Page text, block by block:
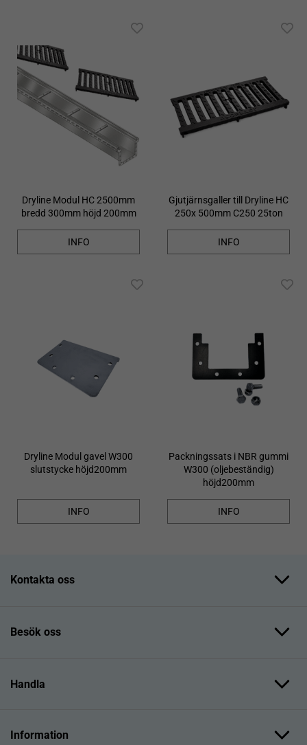
Dryline Modul HC 2500mm
bredd 300mm höjd 200mm
INFO
Gjutjärnsgaller till Dryline HC
250x 500mm C250 25ton
INFO
Dryline Modul gavel W300
slutstycke höjd200mm
INFO
Packningssats i NBR gummi
W300 (oljebeständig)
höjd200mm
INFO
Kontakta oss
Besök oss
Handla
Information